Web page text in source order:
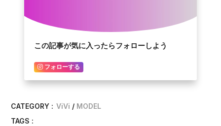
この記事が気に入ったらフォローしよう
フォローする
CATEGORY : ViVi
MODEL
TAGS :